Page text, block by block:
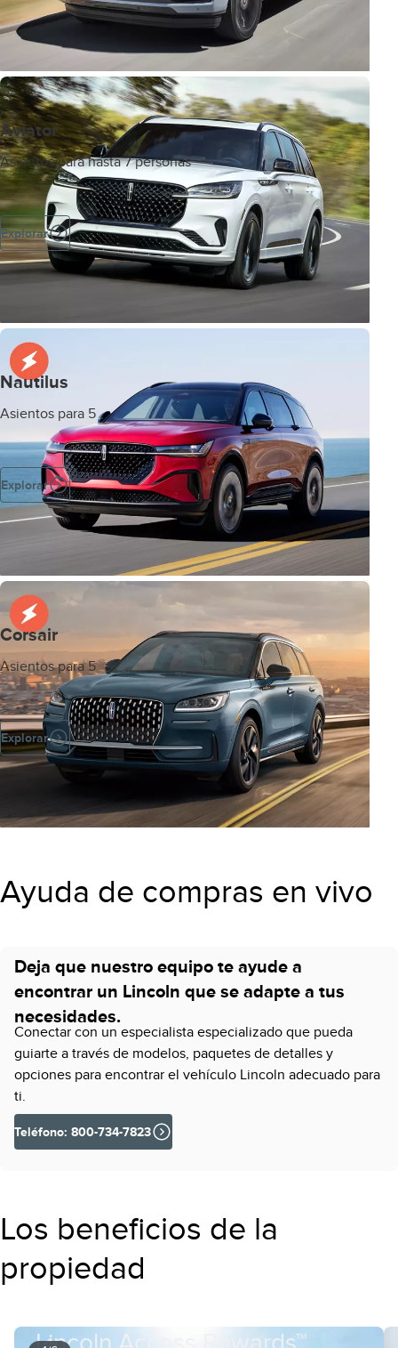
Aviator
Asientos para hasta 7 personas
Explorar
Nautilus
Asientos para 5
Explorar
Corsair
Asientos para 5
Explorar
Ayuda de compras en vivo
Deja que nuestro equipo te ayude a
encontrar un Lincoln que se adapte a tus
necesidades.
Conectar con un especialista especializado que pueda
guiarte a través de modelos, paquetes de detalles y
opciones para encontrar el vehículo Lincoln adecuado para
ti.
Teléfono: 800-734-7823
Los beneficios de la
propiedad
Lincoln Access Rewards™